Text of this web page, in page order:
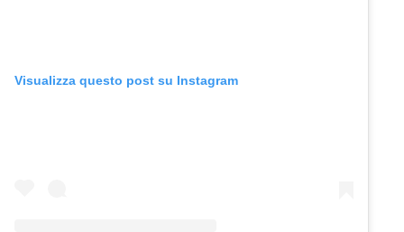
Visualizza questo post su Instagram